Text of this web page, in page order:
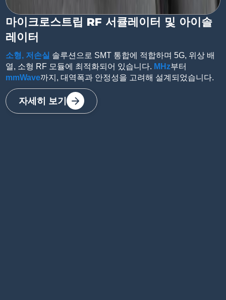
자세히 보기
마이크로스트립 RF 서큘레이터 및 아이솔
레이터
소형, 저손실 솔루션으로 SMT 통합에 적합하며 5G, 위상 배
열, 소형 RF 모듈에 최적화되어 있습니다. MHz부터
mmWave까지, 대역폭과 안정성을 고려해 설계되었습니다.
자세히 보기
자세히 보기
자세히 보기
자세히 보기